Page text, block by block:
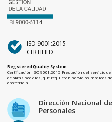
ISO 9001:2015
CERTIFIED
Registered Quality System
Certificación ISO 9001:2015 Prestación del servicio
de obras sociales, que requieran servicios médicos
obstetricia.
Dirección Nacional
Personales